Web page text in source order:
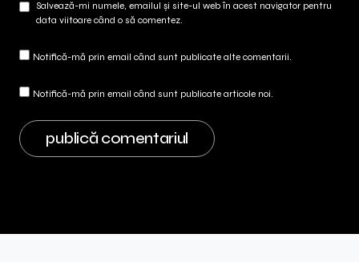
Salvează-mi numele, emailul și site-ul web în acest navigator pentru
data viitoare când o să comentez.
Notifică-mă prin email când sunt publicate alte comentarii.
Notifică-mă prin email când sunt publicate articole noi.